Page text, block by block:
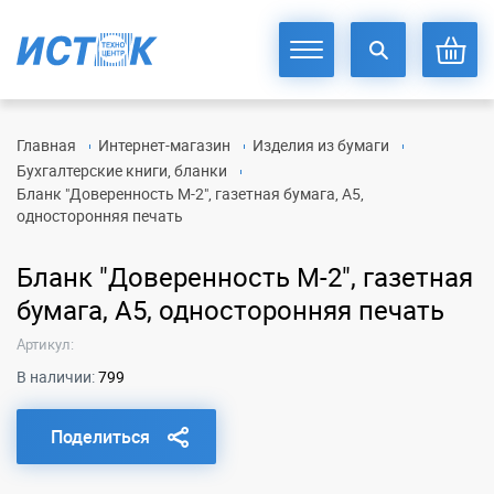
Главная Интернет-магазин
Изделия из бумаги
Бухгалтерские книги, бланки
Бланк "Доверенность М-2", газетная бумага, А5,
односторонняя печать
Бланк "Доверенность М-2", газетная
бумага, А5, односторонняя печать
Артикул:
В наличии:799
Поделиться